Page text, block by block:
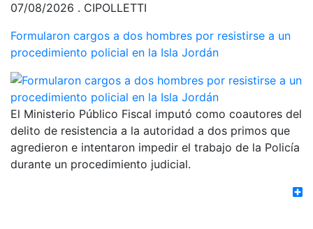
07/08/2026 . CIPOLLETTI
Formularon cargos a dos hombres por resistirse a un
procedimiento policial en la Isla Jordán
El Ministerio Público Fiscal imputó como coautores del
delito de resistencia a la autoridad a dos primos que
agredieron e intentaron impedir el trabajo de la Policía
durante un procedimiento judicial.